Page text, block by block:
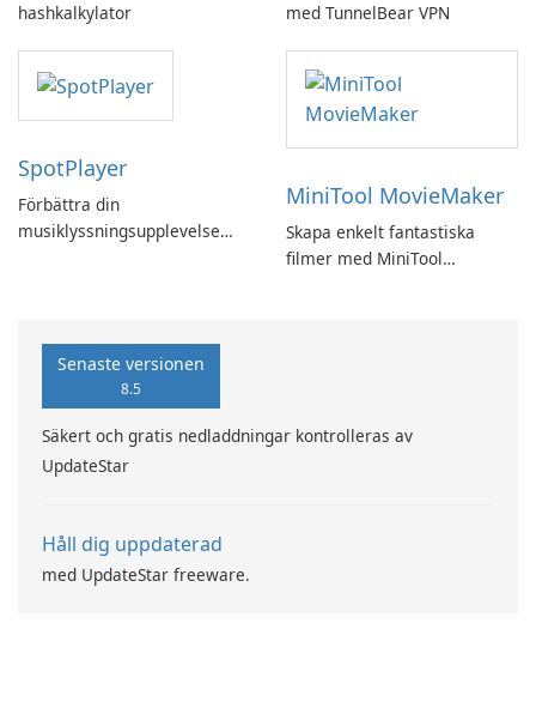
hashkalkylator
med TunnelBear VPN
SpotPlayer
Förbättra din
musiklyssningsupplevelse
MiniTool MovieMaker
Skapa enkelt fantastiska
filmer med MiniTool
Senaste versionen
8.5
Säkert och gratis nedladdningar kontrolleras av
UpdateStar
Håll dig uppdaterad
med UpdateStar freeware.